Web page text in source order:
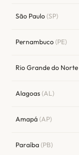
São Paulo(SP)
Pernambuco(PE)
Rio Grande do Norte
Alagoas(AL)
Amapá (AP)
Paraíba (PB)